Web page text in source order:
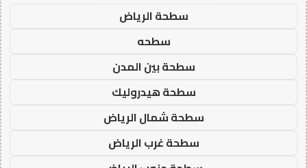
سطحة الرياض
سطحه
سطحة بين المدن
سطحة هيدروليك
سطحة شمال الرياض
سطحة غرب الرياض